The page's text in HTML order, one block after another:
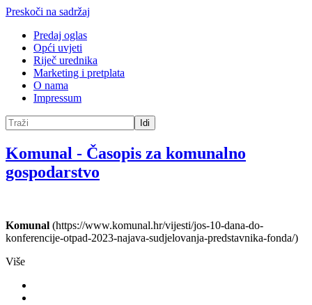
Preskoči na sadržaj
Predaj oglas
Opći uvjeti
Riječ urednika
Marketing i pretplata
O nama
Impressum
Idi
Komunal - Časopis za komunalno
gospodarstvo
Komunal (https://www.komunal.hr/vijesti/jos-10-dana-do-
konferencije-otpad-2023-najava-sudjelovanja-predstavnika-fonda/)
Više